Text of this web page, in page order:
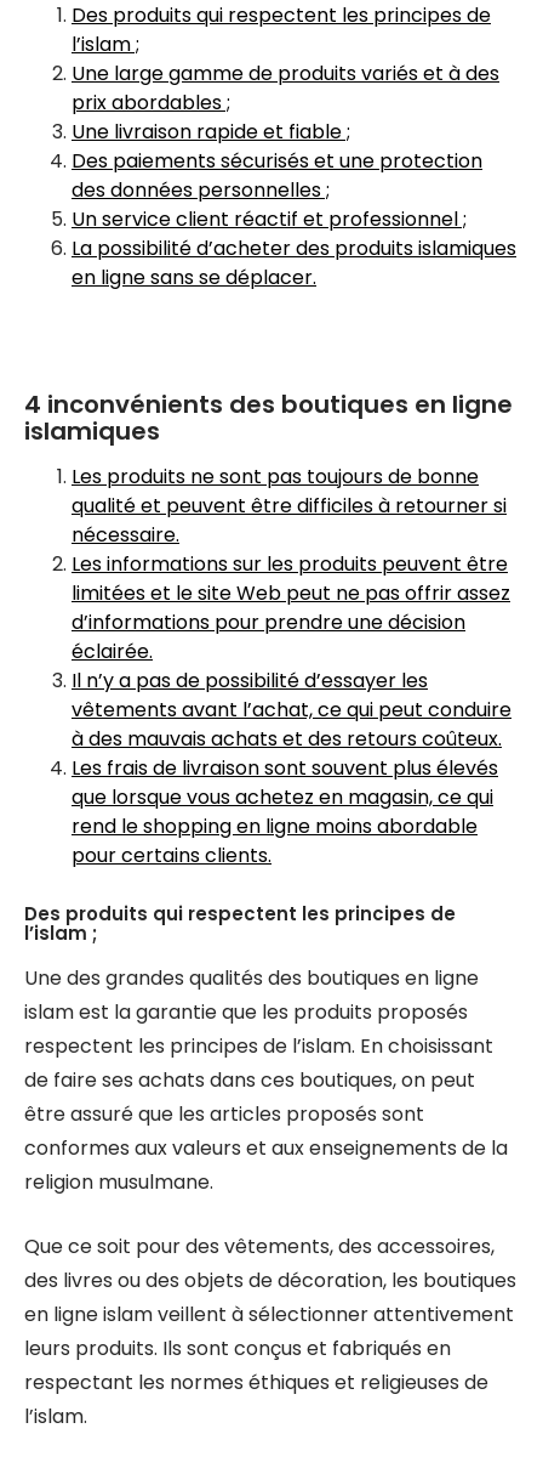
Des produits qui respectent les principes de
l’islam ;
Une large gamme de produits variés et à des
prix abordables ;
Une livraison rapide et fiable ;
Des paiements sécurisés et une protection
des données personnelles ;
Un service client réactif et professionnel ;
La possibilité d’acheter des produits islamiques
en ligne sans se déplacer.
4 inconvénients des boutiques en ligne
islamiques
Les produits ne sont pas toujours de bonne
qualité et peuvent être difficiles à retourner si
nécessaire.
Les informations sur les produits peuvent être
limitées et le site Web peut ne pas offrir assez
d’informations pour prendre une décision
éclairée.
Il n’y a pas de possibilité d’essayer les
vêtements avant l’achat, ce qui peut conduire
à des mauvais achats et des retours coûteux.
Les frais de livraison sont souvent plus élevés
que lorsque vous achetez en magasin, ce qui
rend le shopping en ligne moins abordable
pour certains clients.
Des produits qui respectent les principes de
l’islam ;
Une des grandes qualités des boutiques en ligne
islam est la garantie que les produits proposés
respectent les principes de l’islam. En choisissant
de faire ses achats dans ces boutiques, on peut
être assuré que les articles proposés sont
conformes aux valeurs et aux enseignements de la
religion musulmane.
Que ce soit pour des vêtements, des accessoires,
des livres ou des objets de décoration, les boutiques
en ligne islam veillent à sélectionner attentivement
leurs produits. Ils sont conçus et fabriqués en
respectant les normes éthiques et religieuses de
l’islam.